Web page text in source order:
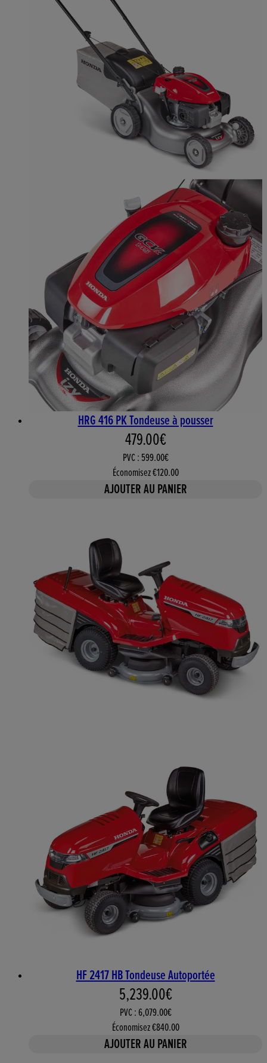
HRG 416 PK Tondeuse à pousser
Prix actuel : 479.00€. Prix
479.00€
PVC : 599.00€
Économisez €120.00
AJOUTER AU PANIER
HF 2417 HB Tondeuse Autoportée
Prix actuel : 5,239.00€.
5,239.00€
PVC : 6,079.00€
Économisez €840.00
AJOUTER AU PANIER